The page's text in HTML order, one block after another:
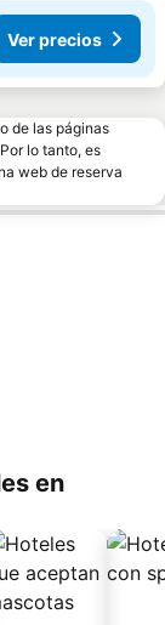
Ver precios
de las páginas
lo tanto, es
web de reserva
en